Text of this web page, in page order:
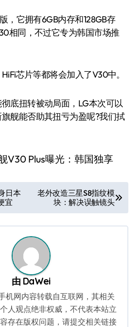
，它拥有6GB内存和128GB存
相同，不过它专为韩国市场推
芯片等都将会加入了V30中。
底扭转被动局面，LG本次可以
舰能否助其扭亏为盈呢?我们拭
日本
宜
老外改造三星S8指纹模
块：解决误触镜头
由 DaWei
机网内容转载自互联网，其相关
人观点绝非权威，不代表本站立
存在版权问题，请提交相关链接